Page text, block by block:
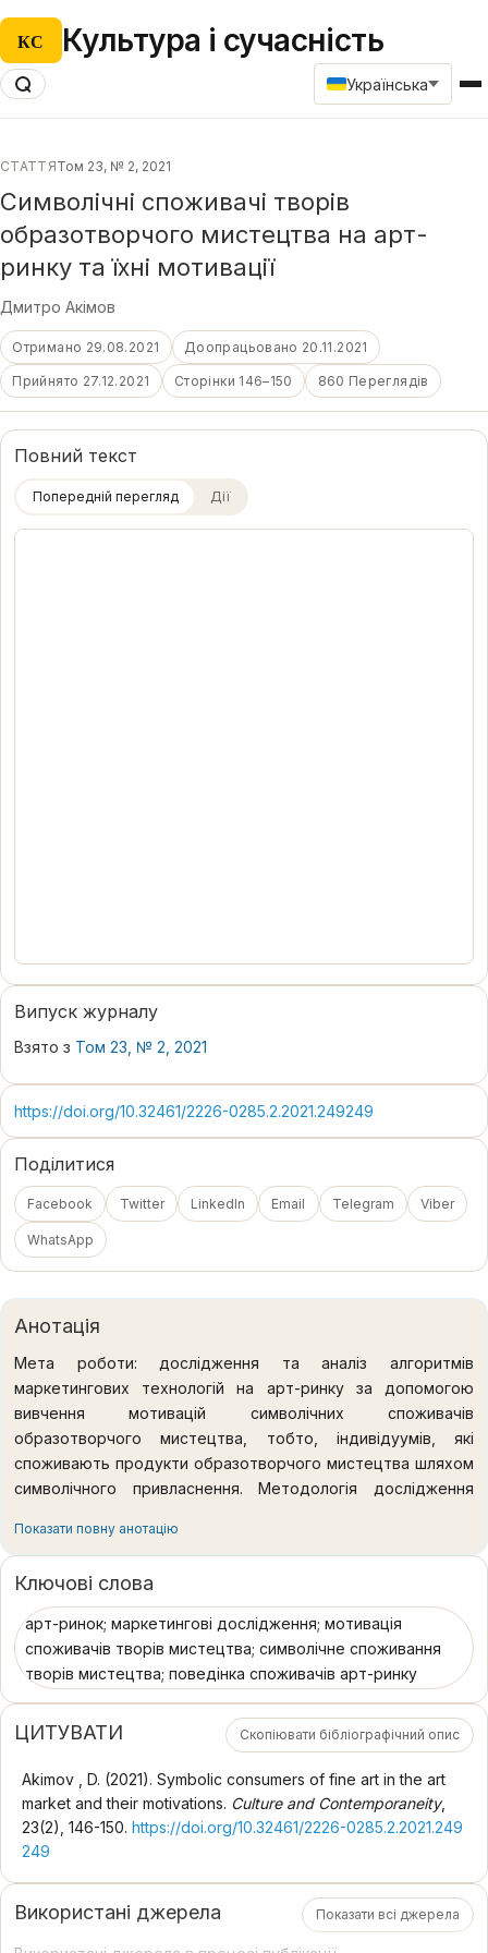
КС Культура і сучасність
Українська
СТАТТЯТом 23, № 2, 2021
Символічні споживачі творів
образотворчого мистецтва на арт-
ринку та їхні мотивації
Дмитро Акімов
Отримано 29.08.2021 Доопрацьовано 20.11.2021
Прийнято 27.12.2021 Сторінки 146–150 860 Переглядів
Анотація
Мета роботи: дослідження та аналіз алгоритмів
маркетингових технологій на арт-ринку за допомогою
вивчення мотивацій символічних споживачів
образотворчого мистецтва, тобто, індивідуумів, які
споживають продукти образотворчого мистецтва шляхом
символічного привласнення. Методологія дослідження
теоретичного методів. Такий методологічний підхід
споживачів творів мистецтва з подальшим використанням
результатів досліджень в маркетингових процесах
просування творів мистецтва на арт-ринку. Наукова
новизна полягає в розширенні уявлень про мотивації
символічних споживачів ринку образотворчого мистецтва
та в дослідженні подальших маркетингових процесів на
ньому. В статті проаналізовано алгоритми маркетингових
ринку образотворчого мистецтва. Встановлено, що в
маркетингу образотворчого мистецтва є актуальним та
необхідним дослідження поведінки символічних
типів символічних Споживачів, а також через аналіз
Ситуацій символічного споживання творів мистецтва як
Показати повну анотацію
Ключові слова
арт-ринок; маркетингові дослідження; мотивація
споживачів творів мистецтва; символічне споживання
творів мистецтва; поведінка споживачів арт-ринку
ЦИТУВАТИ Скопіювати бібліографічний опис
Akimov , D. (2021). Symbolic consumers of fine art in the art
market and their motivations. Culture and Contemporaneity,
23(2), 146-150. https://doi.org/10.32461/2226-0285.2.2021.249
249
Використані джерела Показати всі джерела
Повний текст
Попередній перегляд Дії
Випуск журналу
Взято з Том 23, № 2, 2021
https://doi.org/10.32461/2226-0285.2.2021.249249
Поділитися
Facebook Twitter LinkedIn Email Telegram Viber
WhatsApp